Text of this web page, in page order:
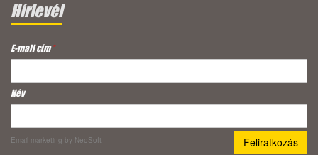
Hírlevél
E-mail cím*
Név
Email marketing by NeoSoft